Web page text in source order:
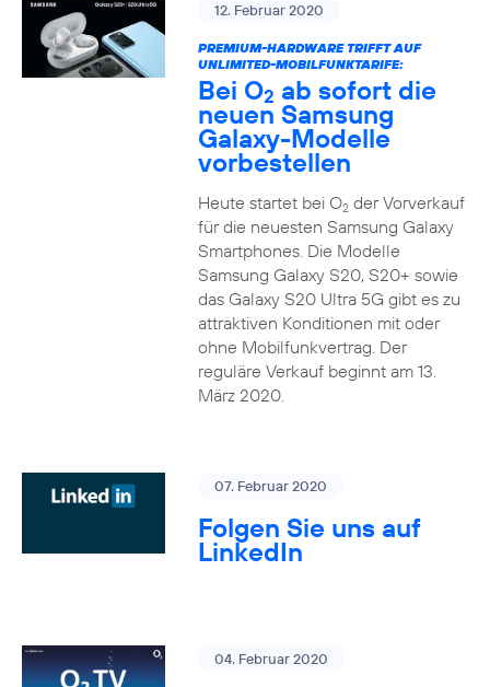
12. Februar 2020
PREMIUM-HARDWARE TRIFFT AUF
UNLIMITED-MOBILFUNKTARIFE:
Bei O2 ab sofort die
neuen Samsung
Galaxy-Modelle
vorbestellen
Heute startet bei O2der Vorverkauf
für die neuesten Samsung Galaxy
Smartphones. Die Modelle
Samsung Galaxy S20, S20+ sowie
das Galaxy S20 Ultra 5G gibt es zu
attraktiven Konditionen mit oder
ohne Mobilfunkvertrag. Der
reguläre Verkauf beginnt am 13.
März 2020.
07. Februar 2020
Folgen Sie uns auf
LinkedIn
04. Februar 2020